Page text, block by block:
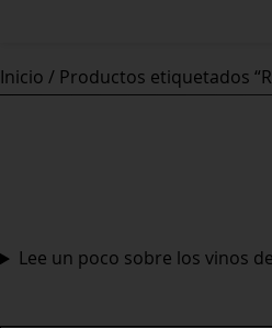
Inicio / Productos etiquetados
Lee un poco sobre los vinos